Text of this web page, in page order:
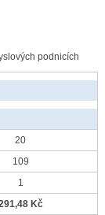
podnicích
20
109
1
Kč